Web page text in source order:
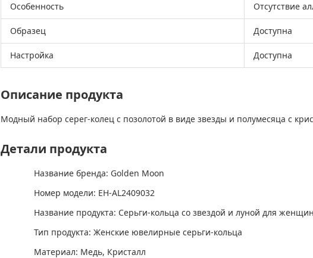
Особенность Отсутствие
Образец Доступна
Настройка Доступна
Описание продукта
Модный набор серег-колец с позолотой в виде звезды и полумесяца с
Детали продукта
Название бренда: Golden Moon
Номер модели: EH-AL2409032
Название продукта: Серьги-кольца со звездой и луной для женщин
Тип продукта: Женские ювелирные серьги-кольца
Материал: Медь, Кристалл